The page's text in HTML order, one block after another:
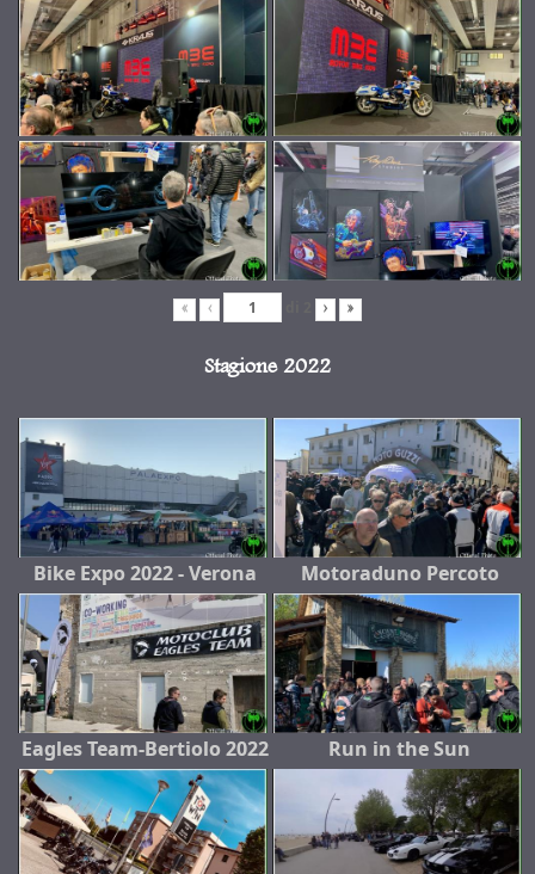
« ‹ › »
Stagione 2022
Bike Expo 2022 - Verona Motoraduno Percoto
Eagles Team-Bertiolo 2022 Run in the Sun